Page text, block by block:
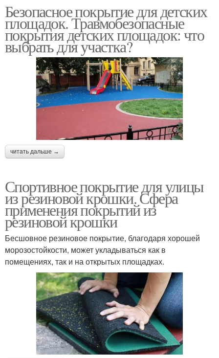
Безопасное покрытие для детских
площадок. Травмобезопасные
покрытия детских площадок: что
выбрать для участка?
читать дальше →
Спортивное покрытие для улицы
из резиновой крошки. Сфера
применения покрытий из
резиновой крошки
Бесшовное резиновое покрытие, благодаря хорошей
морозостойкости, может укладываться как в
помещениях, так и на открытых площадках.